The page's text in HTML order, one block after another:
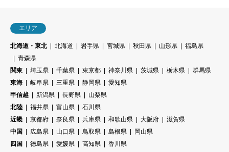
エリア
北海道・東北 北海道 岩手県 宮城県 秋田県 山形県
福島県
青森県
関東
埼玉県 千葉県 東京都 神奈川県 茨城県 栃木県
群馬県
東海
岐阜県 三重県 静岡県
愛知県
甲信越
新潟県 長野県
山梨県
北陸
福井県 富山県
石川県
近畿
京都府 奈良県 兵庫県 和歌山県 大阪府
滋賀県
中国
広島県 山口県 鳥取県 島根県
岡山県
四国
徳島県 愛媛県 高知県
香川県